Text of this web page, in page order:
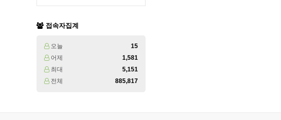
접속자집계
오늘
15
어제
1,581
최대
5,151
전체
885,817